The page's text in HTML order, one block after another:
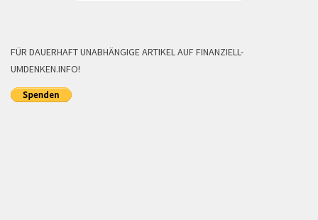
FÜR DAUERHAFT UNABHÄNGIGE ARTIKEL AUF FINANZIELL-
UMDENKEN.INFO!